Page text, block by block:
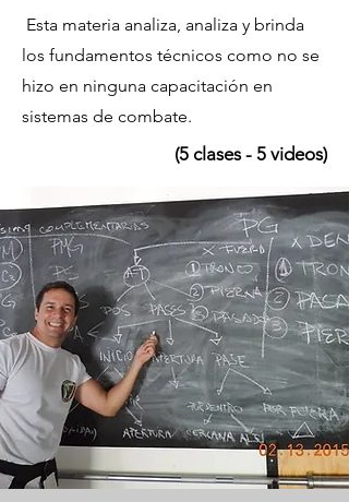
Esta materia analiza, analiza y brinda
los fundamentos técnicos como no se
hizo en ninguna capacitación en
sistemas de combate.
(5 clases - 5 videos)